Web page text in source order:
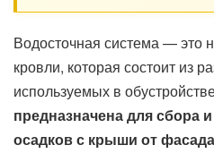
Водосточная система — это
кровли, которая состоит из
используемых в
предназначена для сбора
осадков с крыши от